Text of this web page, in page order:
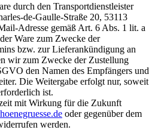
durch den Transportdienstleister
de-Gaulle-Straße 20, 53113
Adresse gemäß Art. 6 Abs. 1 lit. a
Ware zum Zwecke der
bzw. zur Lieferankündigung an
wir zum Zwecke der Zustellung
den Namen des Empfängers und
Die Weitergabe erfolgt nur, soweit
ist.
mit Wirkung für die Zukunft
oder gegenüber dem
werden.